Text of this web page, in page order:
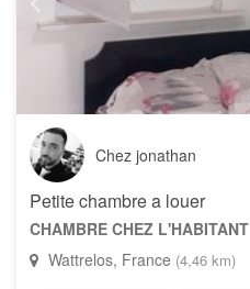
Chez jonathan
Petite chambre a louer
CHAMBRE CHEZ L'HABITANT
Wattrelos, France (4,46 km)